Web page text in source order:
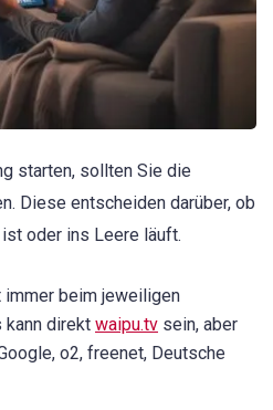
starten, sollten Sie die
Diese entscheiden darüber, ob
oder ins Leere läuft.
immer beim jeweiligen
kann direkt waipu.tv sein, aber
o2, freenet, Deutsche